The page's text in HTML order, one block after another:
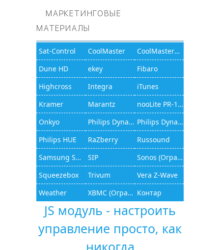
МАРКЕТИНГОВЫЕ
МАТЕРИАЛЫ
Sat-Control CoolMaster
CoolMasterNet
Dune HD
ekey
Fibaro
Highcross
Integra
iTunes
Kramer
Marantz
nooLite PR-1132
Onkyo
Philips Dynalite
Philips Dynalite (JAMware)
Philips HUE
RaZberry
Russound
Samsung Smart TV
SIP
Sonos (Ограниченный функционал)
Squeezebox
Trivum
Vera Z-Wave
Weather
XBMC (Ограниченный функционал) Контар
JS модуль - настроить
управление просто, как
никогда